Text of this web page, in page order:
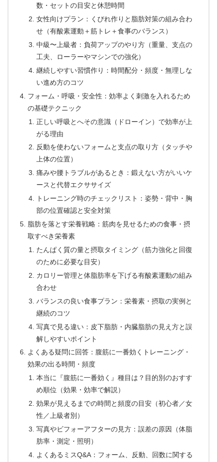
数・セットの目安と休憩時間
女性向けプラン：くびれ作りと脂肪対策の組み合わ
せ（有酸素運動＋筋トレ＋食事のバランス）
中級〜上級者：負荷アップのやり方（重量、支点の
工夫、ローラーやマシンでの強化）
継続しやすい習慣作り：時間配分・頻度・無理しな
い進め方のコツ
フォーム・呼吸・安全性：効率よく刺激を入れるため
の基礎テクニック
正しい呼吸とへその意識（ドローイン）で効率が上
がる理由
反動を使わないフォームと支点の取り方（タッチや
上体の位置）
痛みや腰トラブルがあるとき：鍛えない方がいいケ
ースと代替エクササイズ
トレーニング時のチェックリスト：姿勢・背中・胸
部の位置確認と安全対策
脂肪を落とす栄養戦略：筋肉を見せるための食事・摂
取すべき栄養素
たんぱく質の量と摂取タイミング（筋力強化と回復
のために必要な目安）
カロリー管理と体脂肪率を下げる有酸素運動の組み
合わせ
バランスの良い食事プラン：栄養素・摂取の実例と
継続のコツ
写真で見る違い：皮下脂肪・内臓脂肪の見え方と誤
解しやすいポイント
よくある疑問に回答：腹筋に一番効くトレーニング・
効果の出る時間・頻度
本当に『腹筋に一番効く』種目は？目的別のおすす
め順位（効果・効率で解説）
効果が見えるまでの時間と頻度の目安（初心者／女
性／上級者別）
写真やビフォーアフターの見方：誤差の原因（体脂
肪率・測定・照明）
よくあるミスQ&A：フォーム、反動、回数に関する